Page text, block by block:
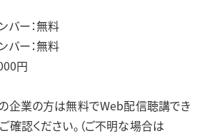
バー：無料
バー：無料
円
企業の方は無料でWeb配信聴講でき
確認ください。（ご不明な場合は